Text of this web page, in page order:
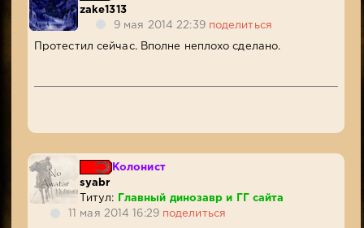
zake1313
9 мая 2014 22:39 поделиться
Протестил сейчас. Вполне неплохо сделано.
Колонист
syabr
Титул:
Главный динозавр и ГГ сайта
11 мая 2014 16:29 поделиться